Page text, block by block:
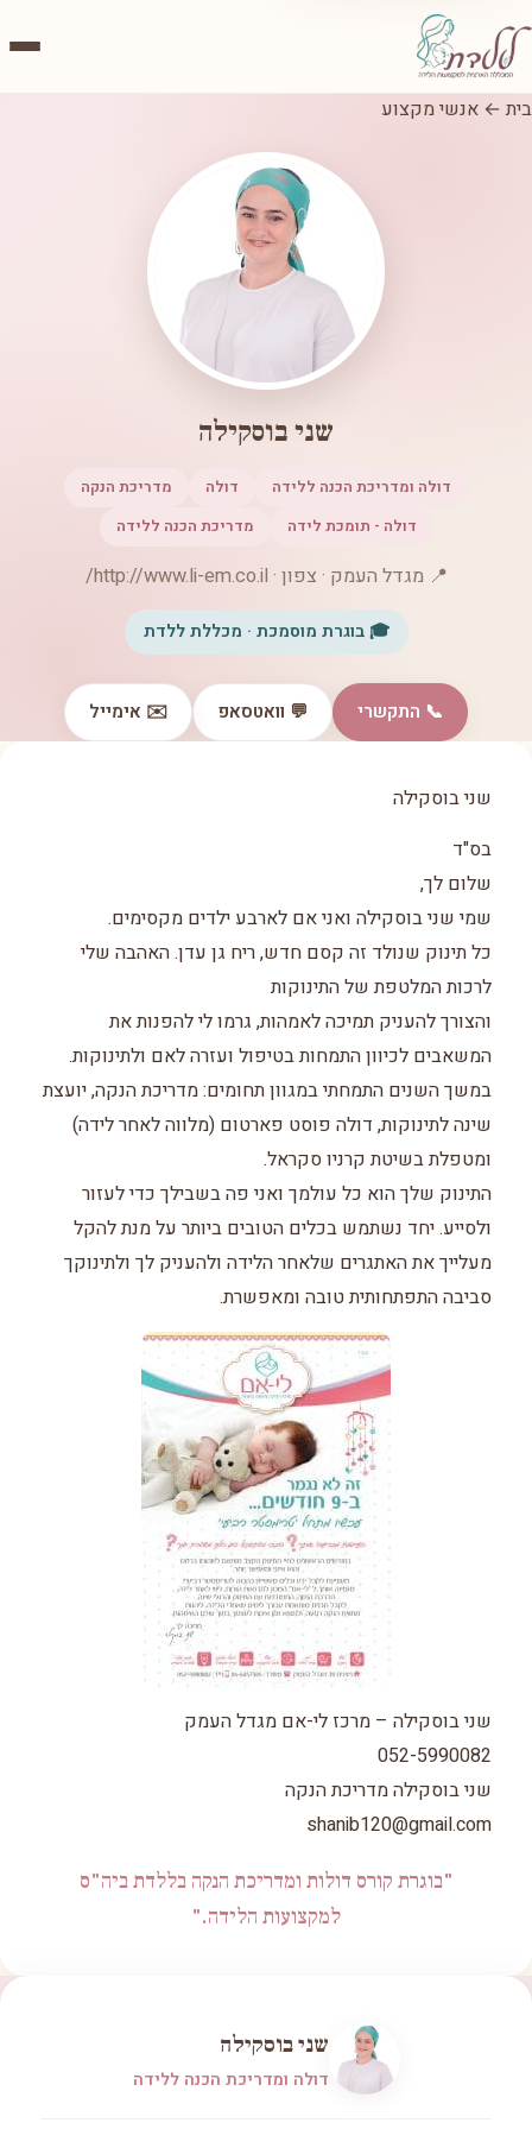
בית ← אנשי מקצוע
שני בוסקילה
דולה ומדריכת הכנה ללידה דולה
מדריכת הנקה
דולה - תומכת לידה
מדריכת הכנה ללידה
📍 מגדל העמק · צפון · http://www.li-em.co.il/
🎓 בוגרת מוסמכת · מכללת ללדת
📞 התקשרי 💬 וואטסאפ ✉️ אימייל
שני בוסקילה
בס"ד
שלום לך,
שמי שני בוסקילה ואני אם לארבע ילדים מקסימים.
כל תינוק שנולד זה קסם חדש, ריח גן עדן. האהבה שלי
לרכות המלטפת של התינוקות
והצורך להעניק תמיכה לאמהות, גרמו לי להפנות את
המשאבים לכיוון התמחות בטיפול ועזרה לאם ולתינוקות.
במשך השנים התמחתי במגוון תחומים: מדריכת הנקה, יועצת
שינה לתינוקות, דולה פוסט פארטום (מלווה לאחר לידה)
ומטפלת בשיטת קרניו סקראל.
התינוק שלך הוא כל עולמך ואני פה בשבילך כדי לעזור
ולסייע. יחד נשתמש בכלים הטובים ביותר על מנת להקל
מעלייך את האתגרים שלאחר הלידה ולהעניק לך ולתינוקך
סביבה התפתחותית טובה ומאפשרת.
שני בוסקילה – מרכז לי-אם מגדל העמק
052-5990082
שני בוסקילה מדריכת הנקה
shanib120@gmail.com
"בוגרת קורס דולות ומדריכת הנקה בללדת ביה"ס
למקצועות הלידה."
שני בוסקילה
דולה ומדריכת הכנה ללידה